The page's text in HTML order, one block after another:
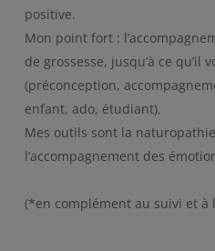
positive.
Mon point fort :
de grossesse, jusqu’à ce qu’il
(préconception,
enfant, ado, étudiant).
Mes outils sont la
l’accompagnement des
(*en complément au suivi et